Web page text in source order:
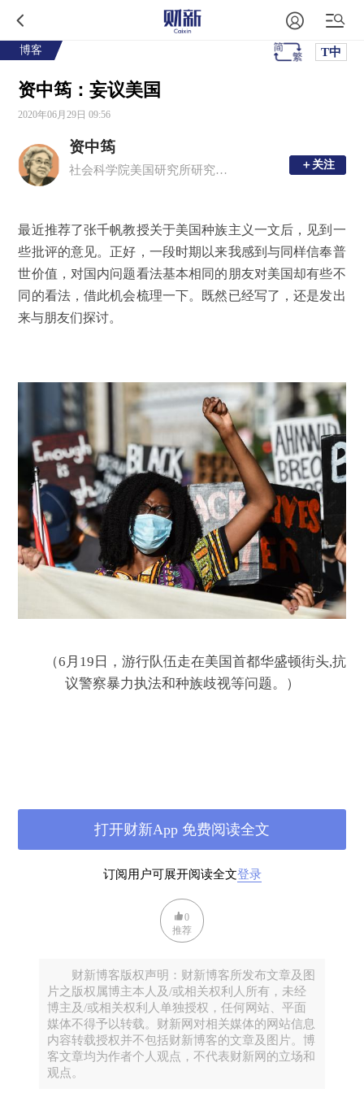
博客 T中
资中筠：妄议美国
2020年06月29日 09:56
资中筠
社会科学院美国研究所研究员，历史学者 ＋关注
＋关注
最近推荐了张千帆教授关于美国种族主义一文后，见到一
些批评的意见。正好，一段时期以来我感到与同样信奉普
世价值，对国内问题看法基本相同的朋友对美国却有些不
同的看法，借此机会梳理一下。既然已经写了，还是发出
来与朋友们探讨。
（6月19日，游行队伍走在美国首都华盛顿街头,抗
议警察暴力执法和种族歧视等问题。）
有人不同意张文说美国《宪法》承认奴隶制是
。关于美国宪法和制宪过程，本人曾有一些分析和评
论，为避免篇幅太长，此处只谈与奴隶制有关的方面。
首先关于平等问题。我完全同意平等不是 “先验的
求，而是与社会发展阶段相适应的。这与自由不同，爱自
由是人与生俱来的本能，所以古今中外不约而同都设监
狱，以剥夺人身自由为最原始的惩罚。而“自古以来”
订阅用户可展开阅读全文登录
打开财新App 免费阅读全文
0
推荐
财新博客版权声明：财新博客所发布文章及图
片之版权属博主本人及/或相关权利人所有，未经
博主及/或相关权利人单独授权，任何网站、平面
媒体不得予以转载。财新网对相关媒体的网站信息
内容转载授权并不包括财新博客的文章及图片。博
客文章均为作者个人观点，不代表财新网的立场和
观点。